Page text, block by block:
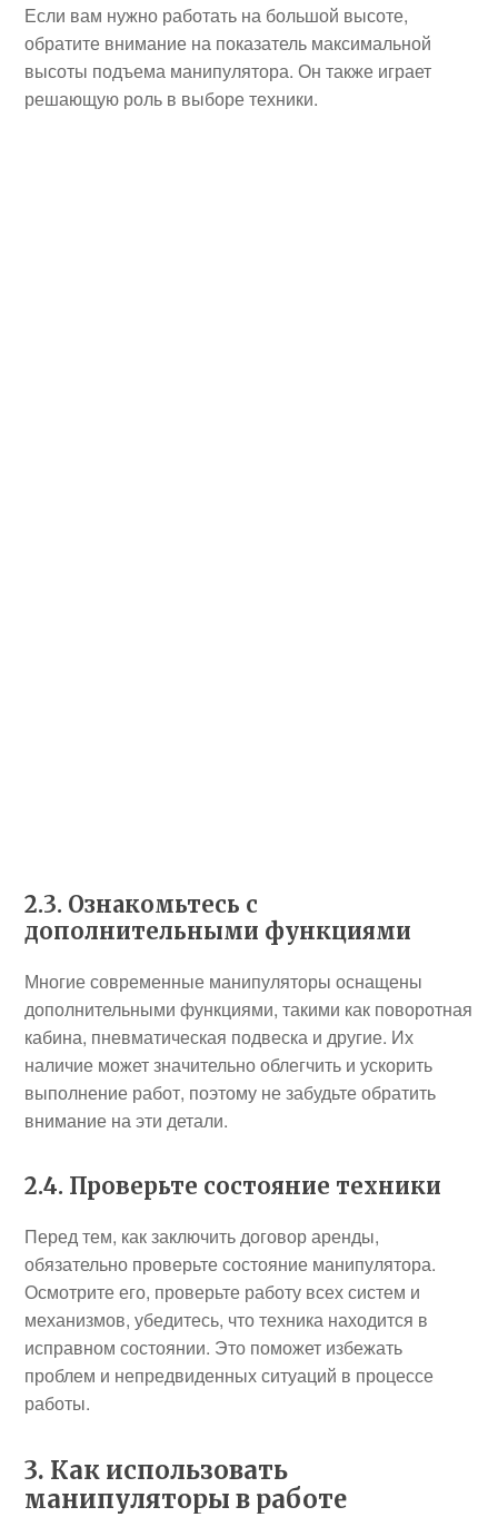
Если вам нужно работать на большой высоте,
обратите внимание на показатель максимальной
высоты подъема манипулятора. Он также играет
решающую роль в выборе техники.
2.3. Ознакомьтесь с
дополнительными функциями
Многие современные манипуляторы оснащены
дополнительными функциями, такими как поворотная
кабина, пневматическая подвеска и другие. Их
наличие может значительно облегчить и ускорить
выполнение работ, поэтому не забудьте обратить
внимание на эти детали.
2.4. Проверьте состояние техники
Перед тем, как заключить договор аренды,
обязательно проверьте состояние манипулятора.
Осмотрите его, проверьте работу всех систем и
механизмов, убедитесь, что техника находится в
исправном состоянии. Это поможет избежать
проблем и непредвиденных ситуаций в процессе
работы.
3. Как использовать
манипуляторы в работе